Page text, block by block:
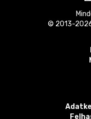
© 2013-